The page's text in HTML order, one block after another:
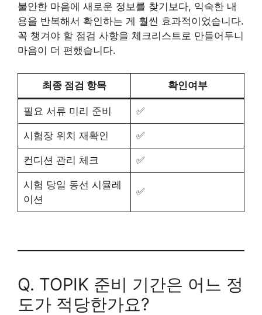
불안한 마음에 새로운 정보를 찾기보다, 익숙한 내
용을 반복해서 확인하는 게 훨씬 효과적이었습니다.
꼭 챙겨야 할 점검 사항을 체크리스트로 만들어두니
마음이 더 편했습니다.
최종 점검 항목 확인여부
필요 서류 미리 준비 ✅
시험장 위치 재확인 ✅
컨디션 관리 체크 ✅
시험 당일 동선 시뮬레
이션
✅
Q. TOPIK 준비 기간은 어느 정
도가 적당한가요?